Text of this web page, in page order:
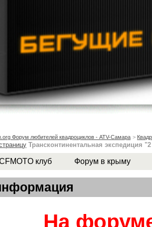
Форум любителей квадроциклов - ATV-Самара >
Трансконтинентальная экспедиция
клуб Форум в крыму
На